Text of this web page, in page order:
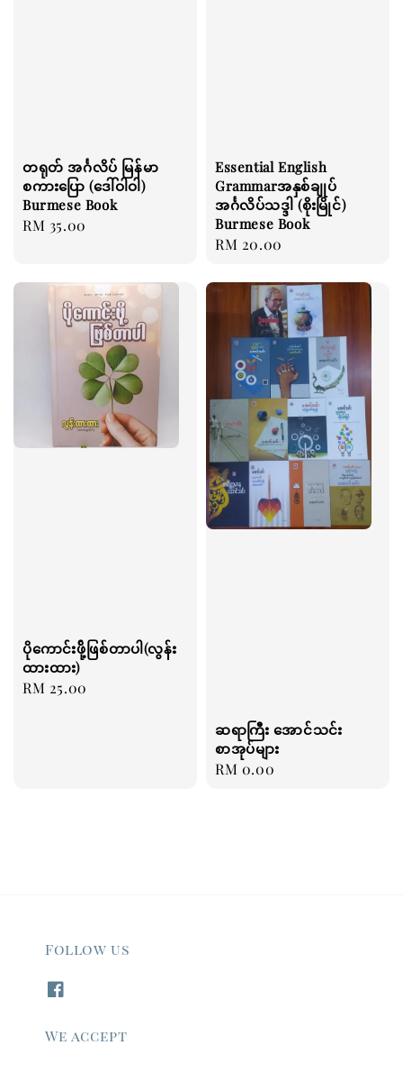
တရုတ် အင်္ဂလိပ် မြန်မာ
စကားပြော (ဒေါ်ဝါဝါ)
Burmese Book
Regular
RM 35.00
Essential English
Grammarအနှစ်ချုပ်
အင်္ဂလိပ်သဒ္ဒါ (စိုးမြိုင်)
Burmese Book
Regular
RM 20.00
ပိုကောင်းဖို့်ဖြစ်တာပါ(လွန်း
ထားထား)
Regular
RM 25.00
ဆရာကြီး အောင်သင်း
စာအုပ်များ
Regular
RM 0.00
Follow us
We accept